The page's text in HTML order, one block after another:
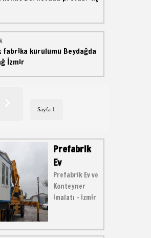
fabrika kurulumu Beydağda
İzmir
Sayfa 1
Prefabrik
Ev
Prefabrik Ev ve
Konteyner
imalatı - izmir